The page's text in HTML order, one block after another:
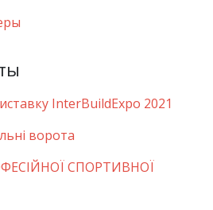
InterBuildExpo 2021
ворота
СПОРТИВНОЇ